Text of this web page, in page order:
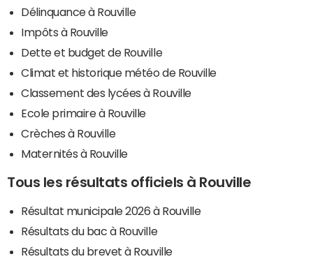
Délinquance à Rouville
Impôts à Rouville
Dette et budget de Rouville
Climat et historique météo de Rouville
Classement des lycées à Rouville
Ecole primaire à Rouville
Crèches à Rouville
Maternités à Rouville
Tous les résultats officiels à Rouville
Résultat municipale 2026 à Rouville
Résultats du bac à Rouville
Résultats du brevet à Rouville